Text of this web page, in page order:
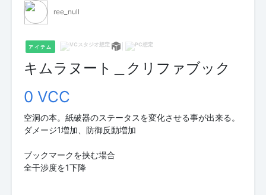
ree_null
アイテム
キムラヌート＿クリファブック
0 VCC
空洞の本。紙破器のステータスを変化させる事が出来る。
ダメージ1増加、防御反動増加
ブックマークを挟む場合
全干渉度を1下降